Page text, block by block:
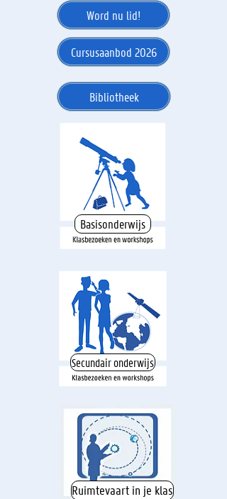
Word nu lid!
Cursusaanbod 2026
Bibliotheek
Basisonderwijs
Secundair onderwijs
Ruimtevaart in je klas